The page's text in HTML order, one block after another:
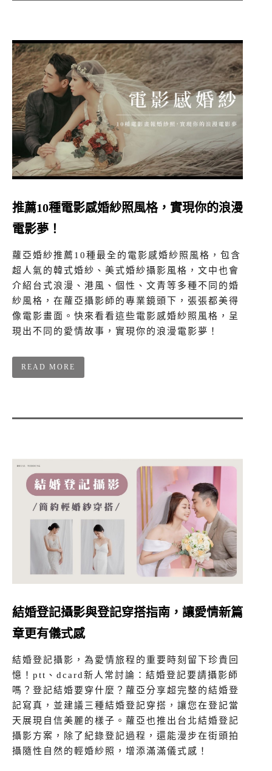
推薦10種電影感婚紗照風格，實現你的浪漫
電影夢！
蘿亞婚紗推薦10種最全的電影感婚紗照風格，包含
超人氣的韓式婚紗、美式婚紗攝影風格，文中也會
介紹台式浪漫、港風、個性、文青等多種不同的婚
紗風格，在蘿亞攝影師的專業鏡頭下，張張都美得
像電影畫面。快來看看這些電影感婚紗照風格，呈
現出不同的愛情故事，實現你的浪漫電影夢！
READ MORE
結婚登記攝影與登記穿搭指南，讓愛情新篇
章更有儀式感
結婚登記攝影，為愛情旅程的重要時刻留下珍貴回
憶！ptt、dcard新人常討論：結婚登記要請攝影師
嗎？登記結婚要穿什麼？蘿亞分享超完整的結婚登
記寫真，並建議三種結婚登記穿搭，讓您在登記當
天展現自信美麗的樣子。蘿亞也推出台北結婚登記
攝影方案，除了紀錄登記過程，還能漫步在街頭拍
攝隨性自然的輕婚紗照，增添滿滿儀式感！